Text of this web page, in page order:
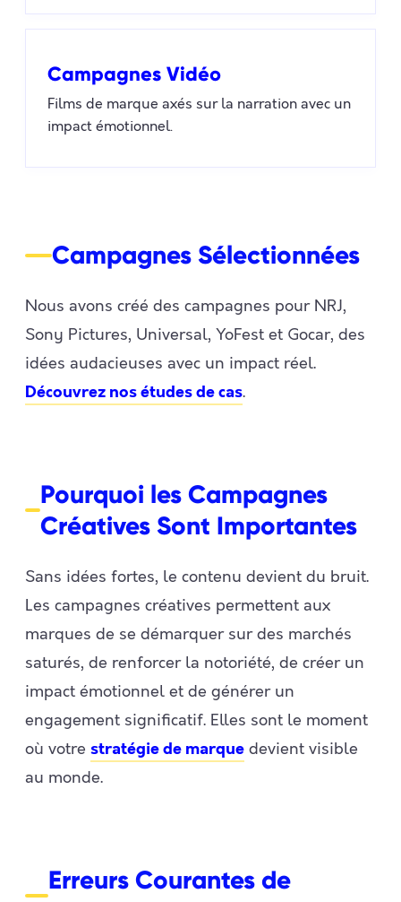
Campagnes Vidéo
Films de marque axés sur la narration avec un
impact émotionnel.
Campagnes Sélectionnées
Nous avons créé des campagnes pour NRJ,
Sony Pictures, Universal, YoFest et Gocar, des
idées audacieuses avec un impact réel.
Découvrez nos études de cas.
Pourquoi les Campagnes
Créatives Sont Importantes
Sans idées fortes, le contenu devient du bruit.
Les campagnes créatives permettent aux
marques de se démarquer sur des marchés
saturés, de renforcer la notoriété, de créer un
impact émotionnel et de générer un
engagement significatif. Elles sont le moment
où votre stratégie de marque devient visible
au monde.
Erreurs Courantes de